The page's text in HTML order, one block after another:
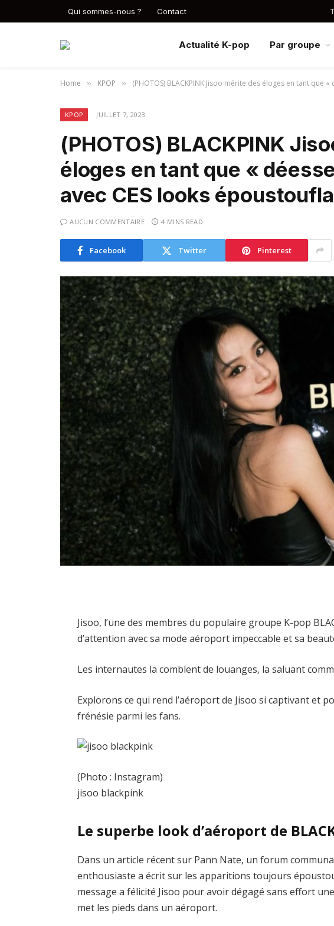
Qui sommes-nous ? Contact
Actualité K-pop Par groupe
Home » KPOP » (PHOTOS) BLACKPINK Jisoo mérite des éloges en tant que
KPOP JUILLET 7, 2023
(PHOTOS) BLACKPINK
éloges en tant que «
avec CES looks
AUCUN COMMENTAIRE 4 MINS READ
Facebook Twitter Pinterest
Jisoo, l’une des membres du populaire groupe K-pop
d’attention avec sa mode aéroport impeccable et sa
Les internautes la comblent de louanges, la saluant
Explorons ce qui rend l’aéroport de Jisoo si captivant et
frénésie parmi les fans.
(Photo : Instagram)
jisoo blackpink
Le superbe look d’aéroport de
Dans un article récent sur Pann Nate, un forum
enthousiaste a écrit sur les apparitions toujours
message a félicité Jisoo pour avoir dégagé sans effort
met les pieds dans un aéroport.